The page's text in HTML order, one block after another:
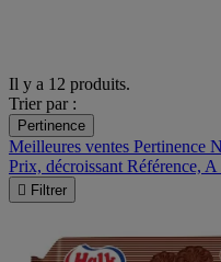
Il y a 12 produits.
Trier par :
Pertinence
Meilleures ventes Pertinence
Prix, décroissant Référence, A
 Filtrer